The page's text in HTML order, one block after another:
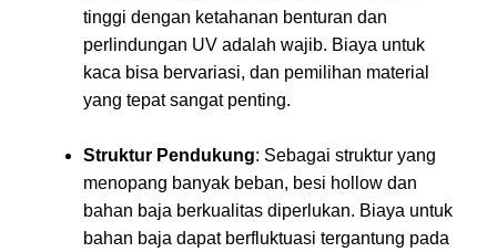
tinggi dengan ketahanan benturan dan
perlindungan UV adalah wajib. Biaya untuk
kaca bisa bervariasi, dan pemilihan material
yang tepat sangat penting.
Struktur Pendukung: Sebagai struktur yang
menopang banyak beban, besi hollow dan
bahan baja berkualitas diperlukan. Biaya untuk
bahan baja dapat berfluktuasi tergantung pada